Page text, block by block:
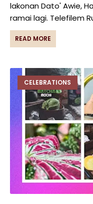
lakonan Dato' Awie,
ramai lagi. Telefilem
READ MORE
CELEBRATIONS